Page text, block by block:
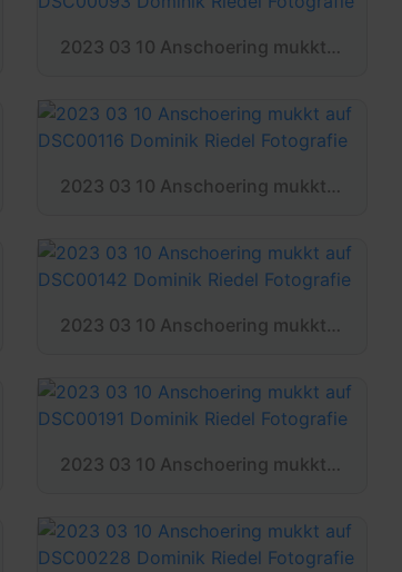
2023 03 10 Anschoering mukkt auf DSC00093 Dominik Riedel Fotografie
2023 03 10 Anschoering mukkt auf DSC00116 Dominik Riedel Fotografie
2023 03 10 Anschoering mukkt auf DSC00142 Dominik Riedel Fotografie
2023 03 10 Anschoering mukkt auf DSC00191 Dominik Riedel Fotografie